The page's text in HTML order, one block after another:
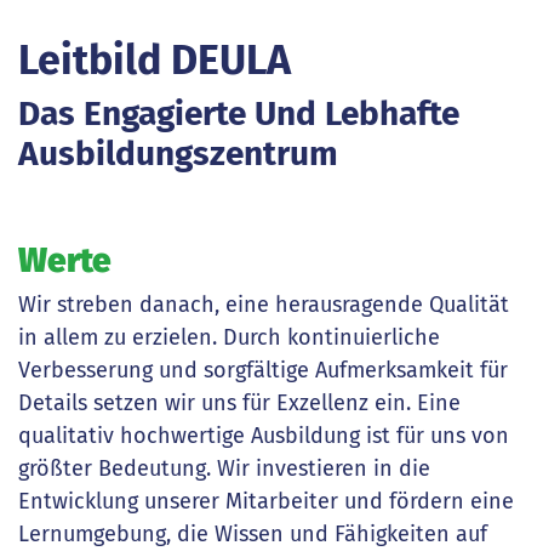
Leitbild DEULA
Das Engagierte Und Lebhafte
Ausbildungszentrum
Werte
Wir streben danach, eine herausragende Qualität
in allem zu erzielen. Durch kontinuierliche
Verbesserung und sorgfältige Aufmerksamkeit für
Details setzen wir uns für Exzellenz ein. Eine
qualitativ hochwertige Ausbildung ist für uns von
größter Bedeutung. Wir investieren in die
Entwicklung unserer Mitarbeiter und fördern eine
Lernumgebung, die Wissen und Fähigkeiten auf